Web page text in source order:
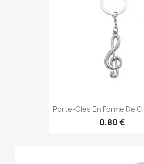
Porte-Clés En Forme De
0,80 €